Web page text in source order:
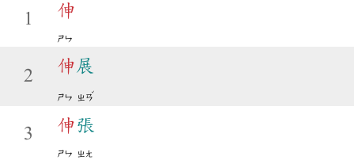
1 伸
ㄕㄣ
2
伸展
ㄕㄣ ㄓㄢ
ˇ
3 伸張
ㄕㄣ ㄓㄤ